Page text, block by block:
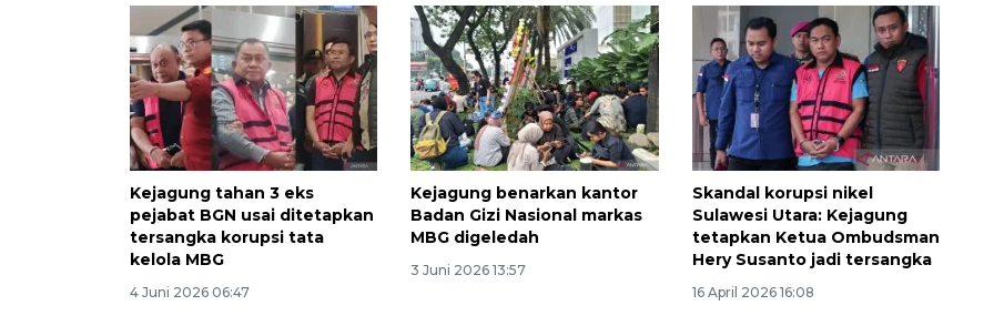
Kejagung tahan 3 eks
pejabat BGN usai ditetapkan
tersangka korupsi tata
kelola MBG
4 Juni 2026 06:47
Kejagung benarkan kantor
Badan Gizi Nasional markas
MBG digeledah
3 Juni 2026 13:57
Skandal korupsi nikel
Sulawesi Utara: Kejagung
tetapkan Ketua Ombudsman
Hery Susanto jadi tersangka
16 April 2026 16:08
Ekspedisi Rupiah Berdaulat
2026 sambangi Papua
2026-08-06 13:15:00